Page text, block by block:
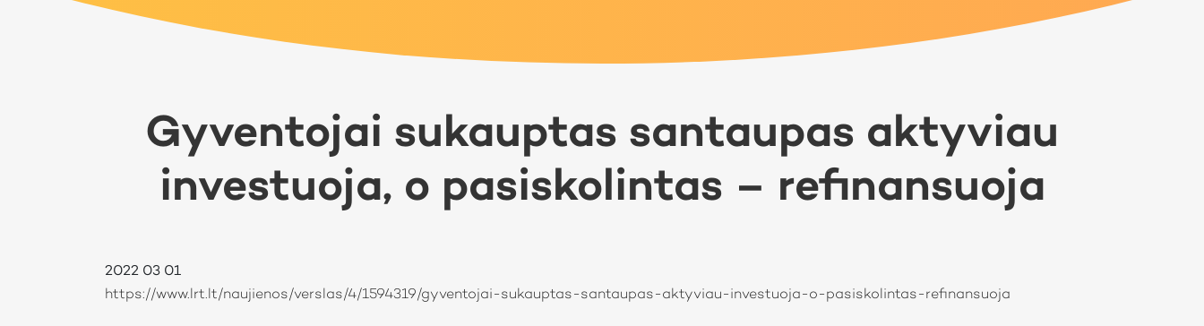
Gyventojai sukauptas santaupas aktyviau
investuoja, o pasiskolintas – refinansuoja
2022 03 01
https://www.lrt.lt/naujienos/verslas/4/1594319/gyventojai-sukauptas-santaupas-aktyviau-investuoja-o-pasiskolintas-refinansuoja